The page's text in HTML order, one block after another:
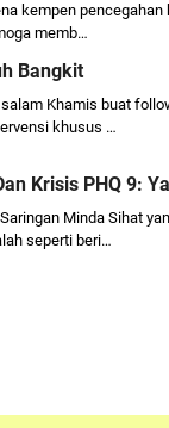
kempen pencegahan
memb…
Bangkit
Khamis buat
khusus …
Krisis PHQ 9:
Minda Sihat
seperti beri…